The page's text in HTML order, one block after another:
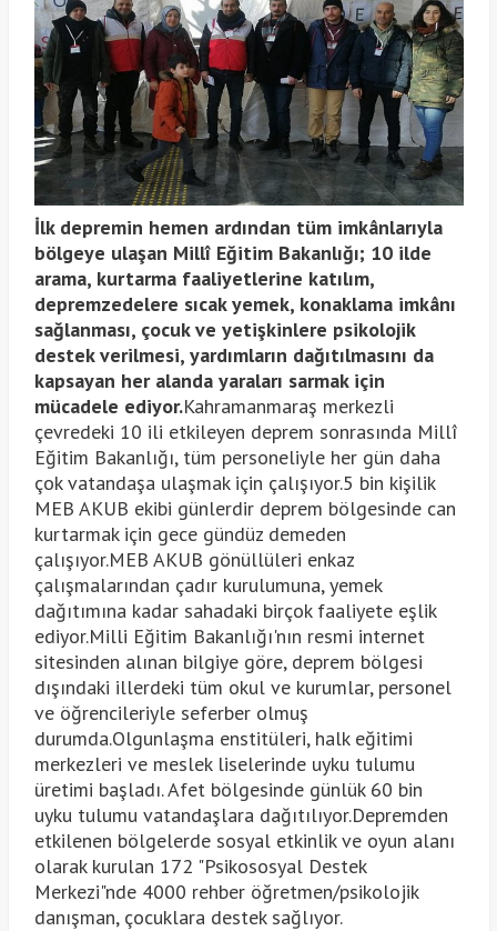
İlk depremin hemen ardından tüm imkânlarıyla
bölgeye ulaşan Millî Eğitim Bakanlığı; 10 ilde
arama, kurtarma faaliyetlerine katılım,
depremzedelere sıcak yemek, konaklama imkânı
sağlanması, çocuk ve yetişkinlere psikolojik
destek verilmesi, yardımların dağıtılmasını da
kapsayan her alanda yaraları sarmak için
mücadele ediyor.Kahramanmaraş merkezli
çevredeki 10 ili etkileyen deprem sonrasında Millî
Eğitim Bakanlığı, tüm personeliyle her gün daha
çok vatandaşa ulaşmak için çalışıyor.5 bin kişilik
MEB AKUB ekibi günlerdir deprem bölgesinde can
kurtarmak için gece gündüz demeden
çalışıyor.MEB AKUB gönüllüleri enkaz
çalışmalarından çadır kurulumuna, yemek
dağıtımına kadar sahadaki birçok faaliyete eşlik
ediyor.Milli Eğitim Bakanlığı'nın resmi internet
sitesinden alınan bilgiye göre, deprem bölgesi
dışındaki illerdeki tüm okul ve kurumlar, personel
ve öğrencileriyle seferber olmuş
durumda.Olgunlaşma enstitüleri, halk eğitimi
merkezleri ve meslek liselerinde uyku tulumu
üretimi başladı. Afet bölgesinde günlük 60 bin
uyku tulumu vatandaşlara dağıtılıyor.Depremden
etkilenen bölgelerde sosyal etkinlik ve oyun alanı
olarak kurulan 172 "Psikososyal Destek
Merkezi"nde 4000 rehber öğretmen/psikolojik
danışman, çocuklara destek sağlıyor.